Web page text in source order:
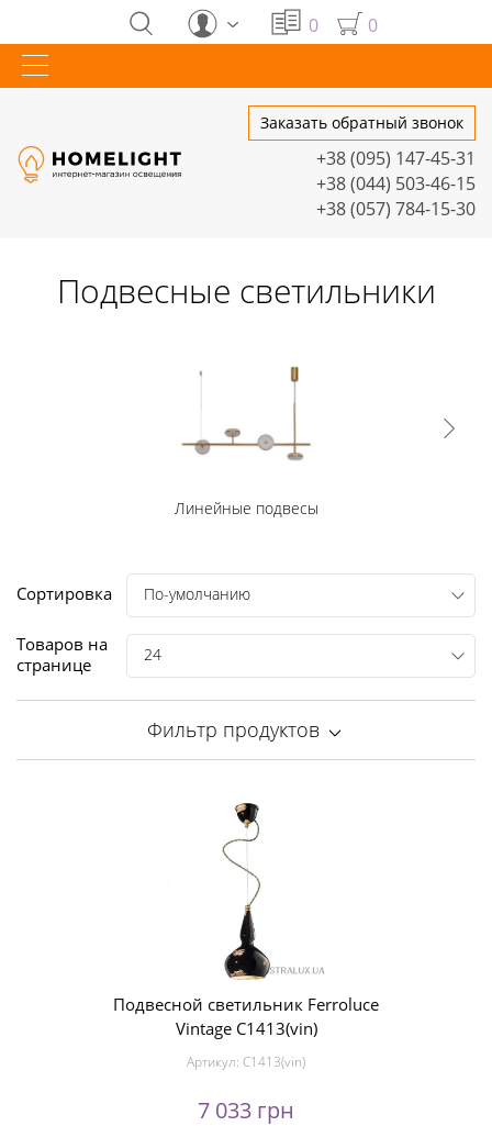
0 0
Заказать обратный звонок
+38 (095) 147-45-31
+38 (044) 503-46-15
+38 (057) 784-15-30
Подвесные светильники
Линейные подвесы
Сортировка По-умолчанию
Товаров на
странице
24
Фильтр продуктов
Подвесной светильник Ferroluce
Vintage C1413(vin)
Артикул: C1413(vin)
7 033 грн